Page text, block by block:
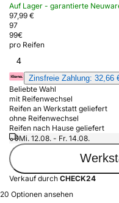
Auf Lager - garantierte
97,99 €
97
99€
pro Reifen
4
Zinsfreie Zahlung: 32,66
Beliebte Wahl
mit Reifenwechsel
Reifen an Werkstatt geliefert
ohne Reifenwechsel
Reifen nach Hause geliefert
Mi. 12.08. - Fr. 14.08.
Verkauf durch CHECK24
20 Optionen ansehen